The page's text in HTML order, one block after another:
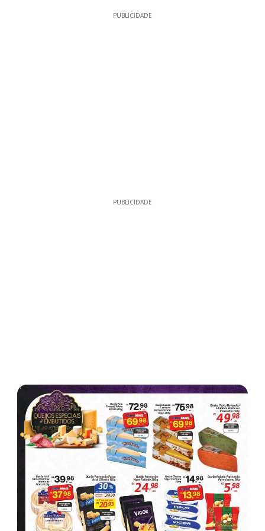
PUBLICIDADE
PUBLICIDADE